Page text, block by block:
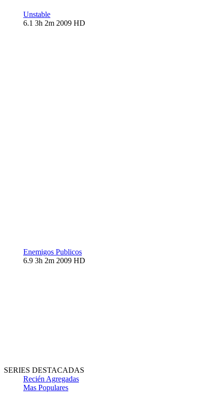
Unstable
6.1 3h 2m 2009 HD
Enemigos Publicos
6.9 3h 2m 2009 HD
SERIES DESTACADAS
Recién Agregadas
Mas Populares